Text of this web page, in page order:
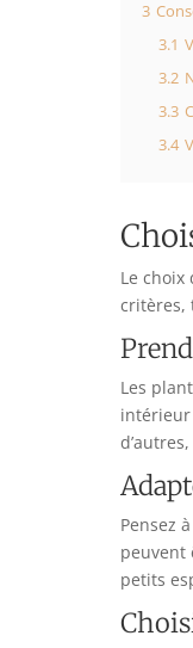
3
3.1
3.2
3.3
3.4
Le
critères,
Les
intérieur
Pensez
peuvent
petits